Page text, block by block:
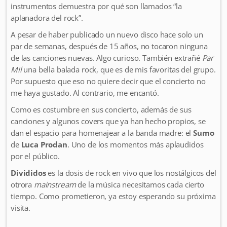
instrumentos demuestra por qué son llamados “la
aplanadora del rock”.
A pesar de haber publicado un nuevo disco hace solo un
par de semanas, después de 15 años, no tocaron ninguna
de las canciones nuevas. Algo curioso. También extrañé Par
Miluna bella balada rock, que es de mis favoritas del grupo.
Por supuesto que eso no quiere decir que el concierto no
me haya gustado. Al contrario, me encantó.
Como es costumbre en sus concierto, además de sus
canciones y algunos covers que ya han hecho propios, se
dan el espacio para homenajear a la banda madre: elSumo
de Luca Prodan. Uno de los momentos más aplaudidos
por el público.
Divididoses la dosis de rock en vivo que los nostálgicos del
otrora mainstreamde la música necesitamos cada cierto
tiempo. Como prometieron, ya estoy esperando su próxima
visita.